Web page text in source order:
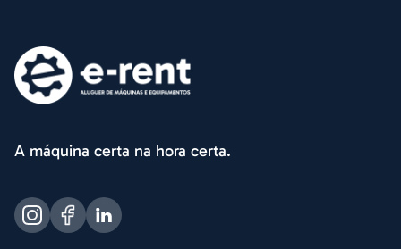
A máquina certa na hora certa.